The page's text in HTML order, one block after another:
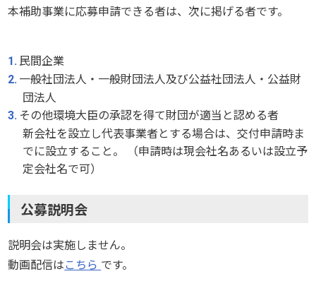
本補助事業に応募申請できる者は、次に掲げる者です。
民間企業
一般社団法人・一般財団法人及び公益社団法人・公益財
団法人
その他環境大臣の承認を得て財団が適当と認める者
新会社を設立し代表事業者とする場合は、交付申請時ま
でに設立すること。 （申請時は現会社名あるいは設立予
定会社名で可）
公募説明会
説明会は実施しません。
動画配信はこちら です。